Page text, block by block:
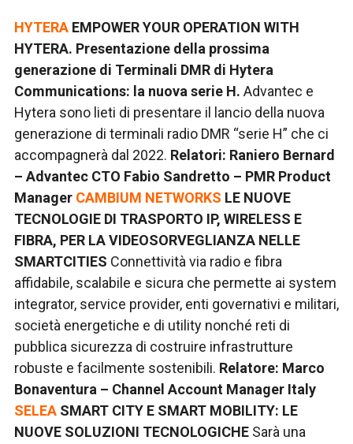
HYTERA EMPOWER YOUR OPERATION WITH
HYTERA. Presentazione della prossima
generazione di Terminali DMR di Hytera
Communications: la nuova serie H. Advantec e
Hytera sono lieti di presentare il lancio della nuova
generazione di terminali radio DMR “serie H” che ci
accompagnerà dal 2022. Relatori: Raniero Bernard
– Advantec CTO Fabio Sandretto – PMR Product
Manager CAMBIUM NETWORKS LE NUOVE
TECNOLOGIE DI TRASPORTO IP, WIRELESS E
FIBRA, PER LA VIDEOSORVEGLIANZA NELLE
SMARTCITIES Connettività via radio e fibra
affidabile, scalabile e sicura che permette ai system
integrator, service provider, enti governativi e militari,
società energetiche e di utility nonché reti di
pubblica sicurezza di costruire infrastrutture
robuste e facilmente sostenibili. Relatore: Marco
Bonaventura – Channel Account Manager Italy
SELEA SMART CITY E SMART MOBILITY: LE
NUOVE SOLUZIONI TECNOLOGICHE Sarà una